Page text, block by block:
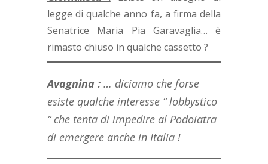
legge di qualche anno fa, a firma della
Senatrice Maria Pia Garavaglia… è
rimasto chiuso in qualche cassetto ?
Avagnina : … diciamo che forse
esiste qualche interesse “ lobbystico
“ che tenta di impedire al Podoiatra
di emergere anche in Italia !